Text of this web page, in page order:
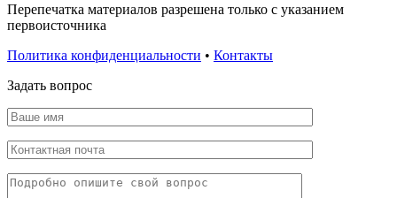
Перепечатка материалов разрешена только с указанием
первоисточника
Политика конфиденциальности • Контакты
Задать вопрос